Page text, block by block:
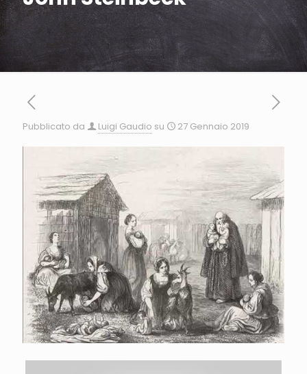
Pubblicato da Luigi Gaudio su 27 Gennaio 2019